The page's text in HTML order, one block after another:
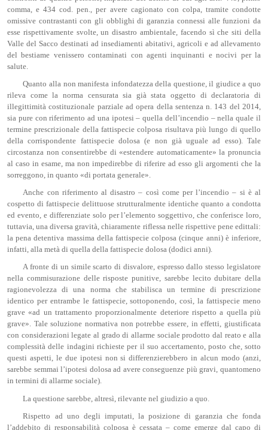
comma, e 434 cod. pen., per avere cagionato con colpa, tramite condotte
omissive contrastanti con gli obblighi di garanzia connessi alle funzioni da
esse rispettivamente svolte, un disastro ambientale, facendo sì che siti della
Valle del Sacco destinati ad insediamenti abitativi, agricoli e ad allevamento
del bestiame venissero contaminati con agenti inquinanti e nocivi per la
salute.
Quanto alla non manifesta infondatezza della questione, il giudice a quo
rileva come la norma censurata sia già stata oggetto di declaratoria di
illegittimità costituzionale parziale ad opera della sentenza n. 143 del 2014,
sia pure con riferimento ad una ipotesi – quella dell’incendio – nella quale il
termine prescrizionale della fattispecie colposa risultava più lungo di quello
della corrispondente fattispecie dolosa (e non già uguale ad esso). Tale
circostanza non consentirebbe di «estendere automaticamente» la pronuncia
al caso in esame, ma non impedirebbe di riferire ad esso gli argomenti che la
sorreggono, in quanto «di portata generale».
Anche con riferimento al disastro – così come per l’incendio – si è al
cospetto di fattispecie delittuose strutturalmente identiche quanto a condotta
ed evento, e differenziate solo per l’elemento soggettivo, che conferisce loro,
tuttavia, una diversa gravità, chiaramente riflessa nelle rispettive pene edittali:
la pena detentiva massima della fattispecie colposa (cinque anni) è inferiore,
infatti, alla metà di quella della fattispecie dolosa (dodici anni).
A fronte di un simile scarto di disvalore, espresso dallo stesso legislatore
nella commisurazione delle risposte punitive, sarebbe lecito dubitare della
ragionevolezza di una norma che stabilisca un termine di prescrizione
identico per entrambe le fattispecie, sottoponendo, così, la fattispecie meno
grave «ad un trattamento proporzionalmente deteriore rispetto a quella più
grave». Tale soluzione normativa non potrebbe essere, in effetti, giustificata
con considerazioni legate al grado di allarme sociale prodotto dal reato e alla
complessità delle indagini richieste per il suo accertamento, posto che, sotto
questi aspetti, le due ipotesi non si differenzierebbero in alcun modo (anzi,
sarebbe semmai l’ipotesi dolosa ad avere conseguenze più gravi, quantomeno
in termini di allarme sociale).
La questione sarebbe, altresì, rilevante nel giudizio a quo.
Rispetto ad uno degli imputati, la posizione di garanzia che fonda
l’addebito di responsabilità colposa è cessata – come emerge dal capo di